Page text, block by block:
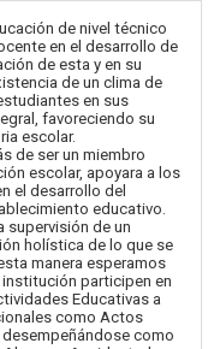
de nivel técnico
en el desarrollo de
de esta y en su
de un clima de
en sus
favoreciendo su
escolar.
de ser un miembro
escolar, apoyara a los
el desarrollo del
educativo.
supervisión de un
holística de lo que se
manera esperamos
participen en
Educativas a
como Actos
como